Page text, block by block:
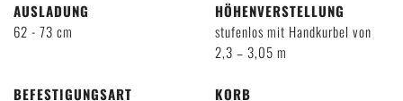
AUSLADUNG
62 - 73 cm
HÖHENVERSTELLUNG
stufenlos mit Handkurbel von
2,3 – 3,05 m
BEFESTIGUNGSART
KORB